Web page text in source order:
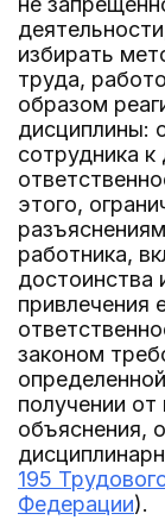
избирать
труда,
образом
дисциплины:
сотрудника к
этого,
работника,
достоинства
привлечения
законом
получении
объяснения,
195
Федерации).